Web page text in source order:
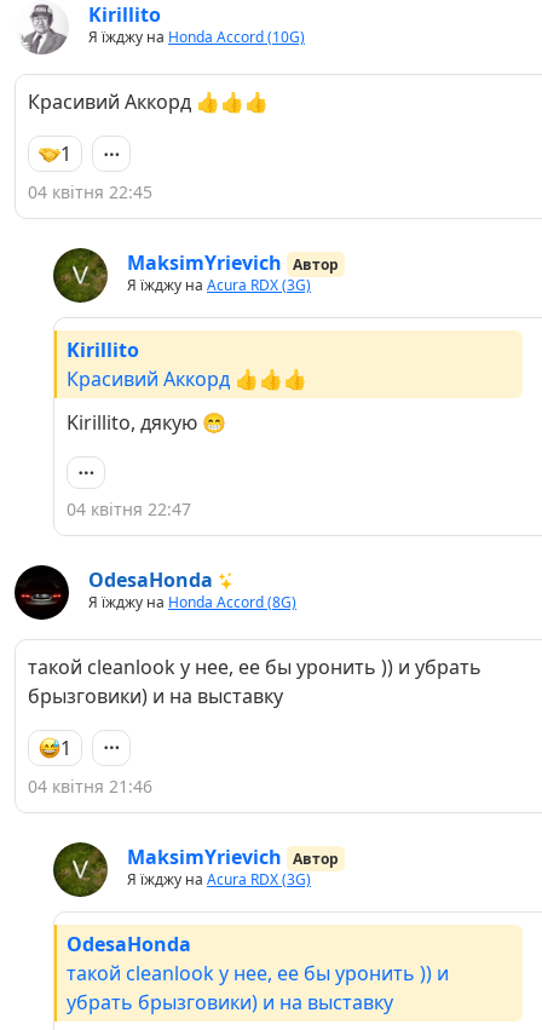
Kirillito
Я їжджу на Honda Accord (10G)
Красивий Аккорд 👍👍👍
1
04 квітня 22:45
MaksimYrievich Автор
Я їжджу на Acura RDX (3G)
Kirillito
Красивий Аккорд 👍👍👍
Kirillito, дякую 😁
04 квітня 22:47
OdesaHonda
Я їжджу на Honda Accord (8G)
такой cleanlook у нее, ее бы уронить )) и убрать
брызговики) и на выставку
1
04 квітня 21:46
MaksimYrievich Автор
Я їжджу на Acura RDX (3G)
OdesaHonda
такой cleanlook у нее, ее бы уронить )) и
убрать брызговики) и на выставку